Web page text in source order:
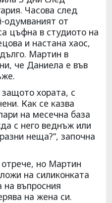
Часова след
одумваният от
цъфна в студиото на
и настана хаос,
Мартин в
че Даниела е във
хората, с
Как се казва
на месечна база
с него веднъж или
неща?“, започна
но Мартин
на силиконката
въпросния
на жена си.